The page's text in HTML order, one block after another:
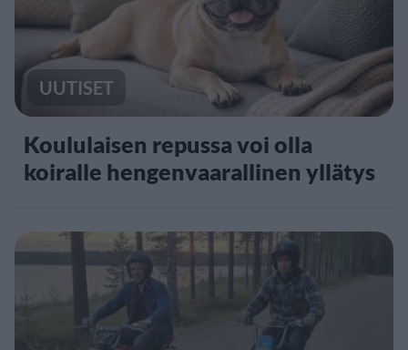
UUTISET
Koululaisen repussa voi olla
koiralle hengenvaarallinen yllätys